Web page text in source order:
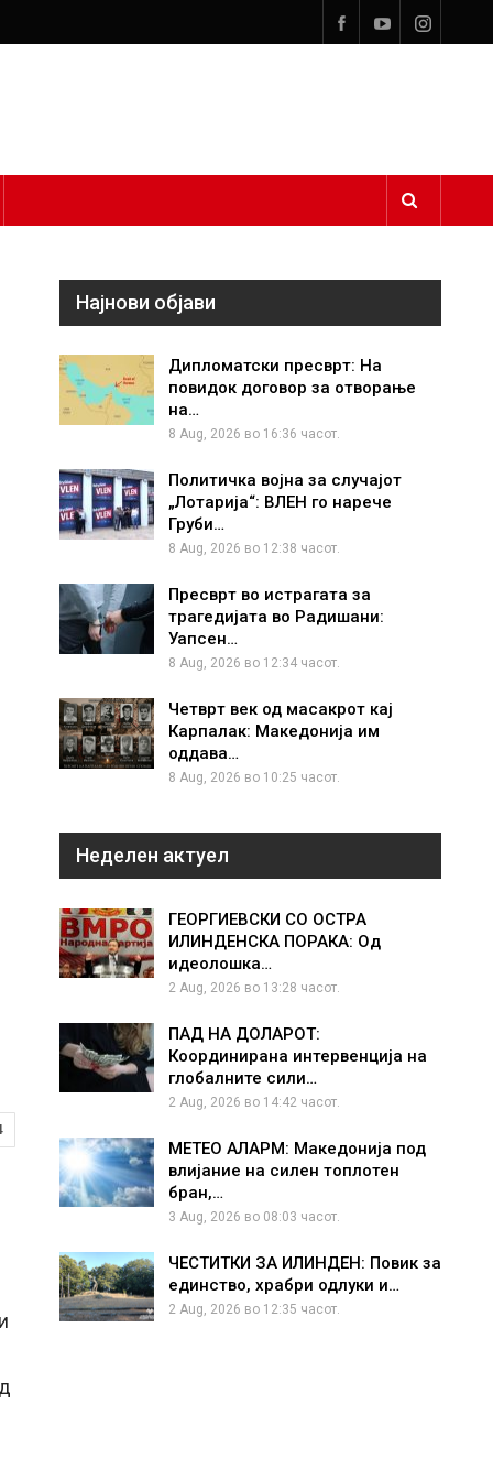
Најнови објави
Дипломатски пресврт: На
повидок договор за отворање
на…
8 Aug, 2026 во 16:36 часот.
Политичка војна за случајот
„Лотарија“: ВЛЕН го нарече
Груби…
8 Aug, 2026 во 12:38 часот.
Пресврт во истрагата за
трагедијата во Радишани:
Уапсен…
8 Aug, 2026 во 12:34 часот.
Четврт век од масакрот кај
Карпалак: Македонија им
оддава…
8 Aug, 2026 во 10:25 часот.
Неделен актуел
ГЕОРГИЕВСКИ СО ОСТРА
ИЛИНДЕНСКА ПОРАКА: Од
идеолошка…
2 Aug, 2026 во 13:28 часот.
ПАД НА ДОЛАРОТ:
Координирана интервенција на
глобалните сили…
2 Aug, 2026 во 14:42 часот.
МЕТЕО АЛАРМ: Македонија под
влијание на силен топлотен
бран,…
3 Aug, 2026 во 08:03 часот.
ЧЕСТИТКИ ЗА ИЛИНДЕН: Повик за
единство, храбри одлуки и…
2 Aug, 2026 во 12:35 часот.